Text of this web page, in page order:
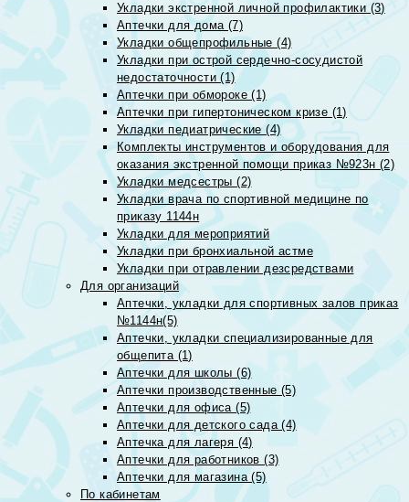
Укладки экстренной личной профилактики (3)
Аптечки для дома (7)
Укладки общепрофильные (4)
Укладки при острой сердечно-сосудистой
недостаточности (1)
Аптечки при обмороке (1)
Аптечки при гипертоническом кризе (1)
Укладки педиатрические (4)
Комплекты инструментов и оборудования для
оказания экстренной помощи приказ №923н (2)
Укладки медсестры (2)
Укладки врача по спортивной медицине по
приказу 1144н
Укладки для мероприятий
Укладки при бронхиальной астме
Укладки при отравлении дезсредствами
Для организаций
Аптечки, укладки для спортивных залов приказ
№1144н(5)
Аптечки, укладки специализированные для
общепита (1)
Аптечки для школы (6)
Аптечки производственные (5)
Аптечки для офиса (5)
Аптечки для детского сада (4)
Аптечка для лагеря (4)
Аптечки для работников (3)
Аптечки для магазина (5)
По кабинетам